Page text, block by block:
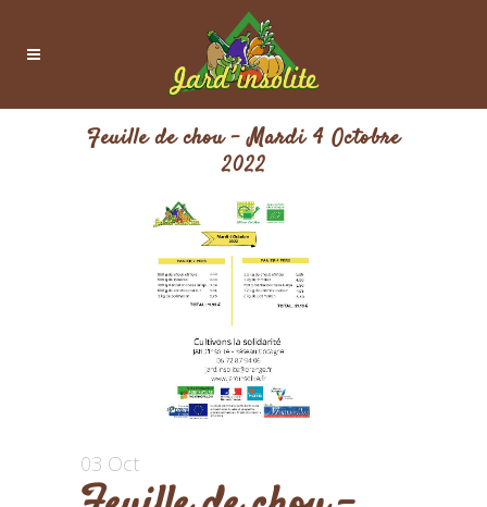
Feuille de chou – Mardi 4 Octobre
2022
03 Oct